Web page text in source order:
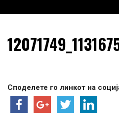
to
Граѓанска
Македонија
Споделете го линкот на